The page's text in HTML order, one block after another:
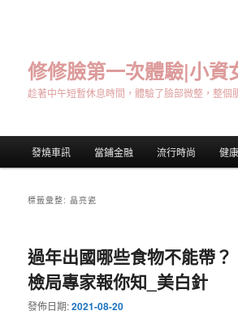
修修臉第一次體驗|小資
趁著中午短暫休息時間，體驗了臉部微整，整個
發燒車訊 當鋪金融 流行時尚 健
標籤彙整: 晶亮瓷
過年出國哪些食物不能帶
檢局專家報你知_美白針
發佈日期:2021-08-20